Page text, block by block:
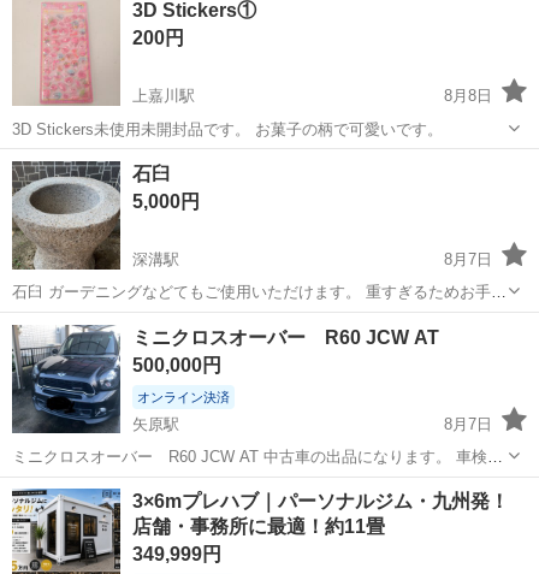
3D Stickers①
200円
上嘉川駅
8月8日
3D Stickers未使用未開封品です。 お菓子の柄で可愛いです。
山口 山口市 上嘉川駅
石臼
5,000円
深溝駅
8月7日
石臼 ガーデニングなどてもご使用いただけます。 重すぎるためお手伝
いできません。 取りに来ていただける方よろしくお願いします。
山口 山口市 深溝駅
ミニクロスオーバー R60 JCW AT
500,000円
オンライン決済
矢原駅
8月7日
ミニクロスオーバー R60 JCW AT 中古車の出品になります。 車検
R10年2月まで 走行距離126000キロ まだ使用中ですので走行距離は
伸びます。 年式相応の傷汚れあります。左前フェンダーに擦り傷あり
ます。 9200...
山口 山口市 矢原駅 その他
3×6mプレハブ｜パーソナルジム・九州発！
店舗・事務所に最適！約11畳
349,999円